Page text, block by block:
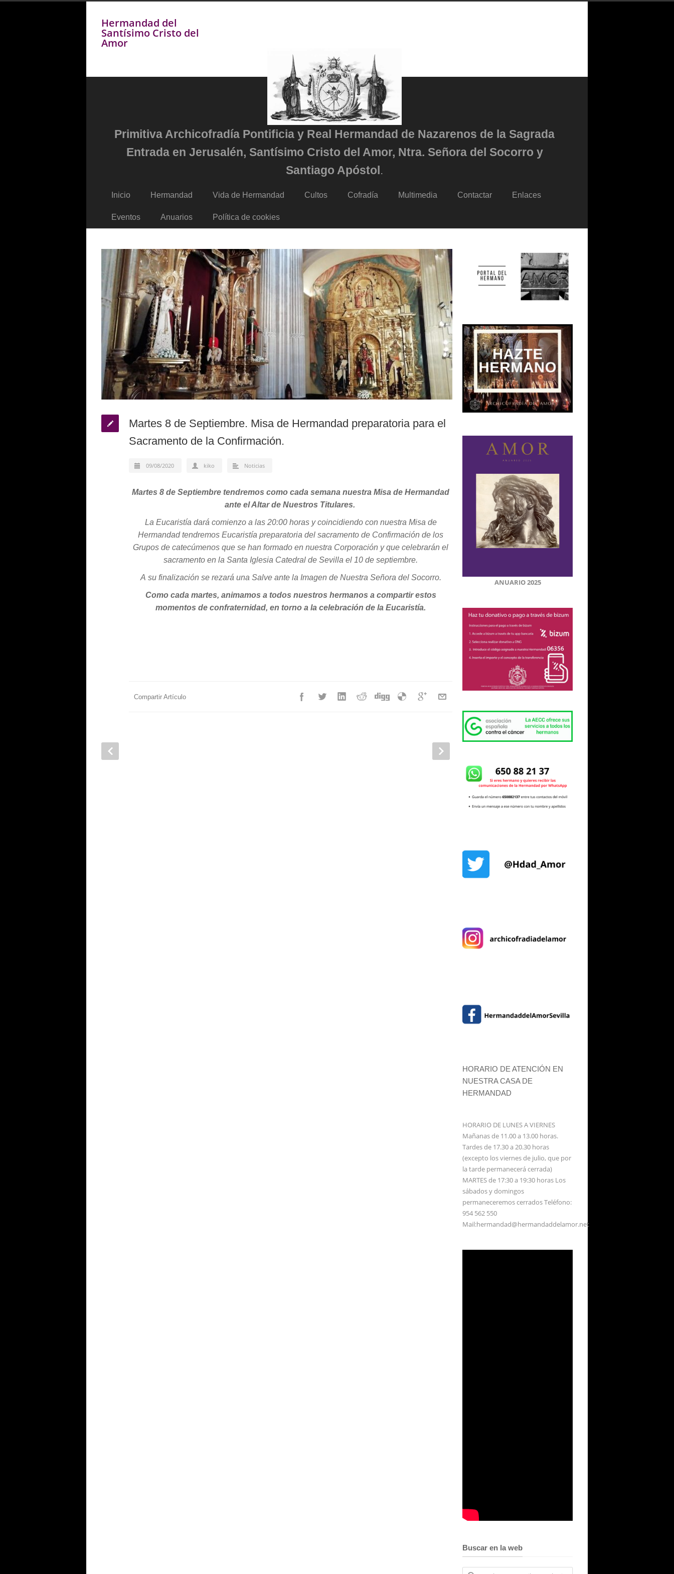
Hermandad del
Santísimo Cristo del
Amor
Primitiva Archicofradía Pontificia y Real Hermandad de Nazarenos de la Sagrada
Entrada en Jerusalén, Santísimo Cristo del Amor, Ntra. Señora del Socorro y
Santiago Apóstol.
Inicio Hermandad Vida de Hermandad Cultos Cofradía Multimedia Contactar Enlaces
Eventos Anuarios Política de cookies
Martes 8 de Septiembre. Misa de Hermandad preparatoria para el
Sacramento de la Confirmación.
09/08/2020 kiko Noticias
Martes 8 de Septiembre tendremos como cada semana nuestra Misa de Hermandad
ante el Altar de Nuestros Titulares.
La Eucaristía dará comienzo a las 20:00 horas y coincidiendo con nuestra Misa de
Hermandad tendremos Eucaristía preparatoria del sacramento de Confirmación de los
Grupos de catecúmenos que se han formado en nuestra Corporación y que celebrarán el
sacramento en la Santa Iglesia Catedral de Sevilla el 10 de septiembre.
A su finalización se rezará una Salve ante la Imagen de Nuestra Señora del Socorro.
Como cada martes, animamos a todos nuestros hermanos a compartir estos
momentos de confraternidad, en torno a la celebración de la Eucaristía.
Compartir Artículo
ANUARIO 2025
HORARIO DE ATENCIÓN EN
NUESTRA CASA DE
HERMANDAD
HORARIO DE LUNES A VIERNES
Mañanas de 11.00 a 13.00 horas.
Tardes de 17.30 a 20.30 horas
(excepto los viernes de julio, que por
la tarde permanecerá cerrada)
MARTES de 17:30 a 19:30 horas Los
sábados y domingos
permaneceremos cerrados Teléfono:
954 562 550
Mail:hermandad@hermandaddelamor.net
Buscar en la web